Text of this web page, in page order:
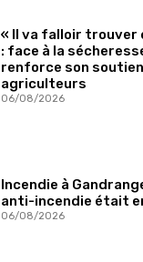
« Il va falloir trouver
: face à la
renforce son
agriculteurs
06/08/2026
Incendie à
anti-incendie était
06/08/2026